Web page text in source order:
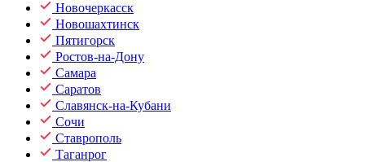
Новочеркасск
Новошахтинск
Пятигорск
Ростов-на-Дону
Самара
Саратов
Славянск-на-Кубани
Сочи
Ставрополь
Таганрог